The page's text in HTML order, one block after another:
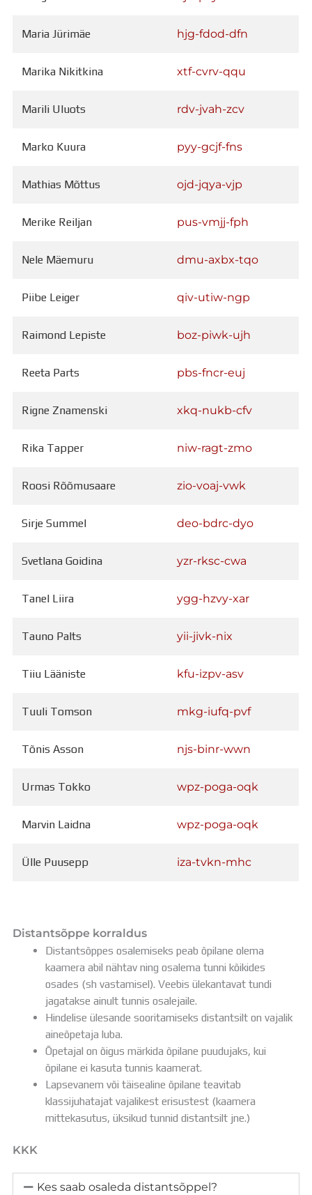
Maria Jürimäe hjg-fdod-dfn
Marika Nikitkina xtf-cvrv-qqu
Marili Uluots rdv-jvah-zcv
Marko Kuura pyy-gcjf-fns
Mathias Mõttus ojd-jqya-vjp
Merike Reiljan pus-vmjj-fph
Nele Mäemuru dmu-axbx-tqo
Piibe Leiger qiv-utiw-ngp
Raimond Lepiste boz-piwk-ujh
Reeta Parts pbs-fncr-euj
Rigne Znamenski xkq-nukb-cfv
Rika Tapper niw-ragt-zmo
Roosi Rõõmusaare zio-voaj-vwk
Sirje Summel deo-bdrc-dyo
Svetlana Goidina yzr-rksc-cwa
Tanel Liira ygg-hzvy-xar
Tauno Palts yii-jivk-nix
Tiiu Lääniste kfu-izpv-asv
Tuuli Tomson mkg-iufq-pvf
Tõnis Asson njs-binr-wwn
Urmas Tokko wpz-poga-oqk
Marvin Laidna wpz-poga-oqk
Ülle Puusepp iza-tvkn-mhc
Distantsõppe korraldus
Distantsõppes osalemiseks peab õpilane olema
kaamera abil nähtav ning osalema tunni kõikides
osades (sh vastamisel). Veebis ülekantavat tundi
jagatakse ainult tunnis osalejaile.
Hindelise ülesande sooritamiseks distantsilt on vajalik
aineõpetaja luba.
Õpetajal on õigus märkida õpilane puudujaks, kui
õpilane ei kasuta tunnis kaamerat.
Lapsevanem või täisealine õpilane teavitab
klassijuhatajat vajalikest erisustest (kaamera
mittekasutus, üksikud tunnid distantsilt jne.)
KKK
Kes saab osaleda distantsõppel?